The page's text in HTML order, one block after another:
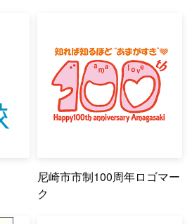
尼崎市市制100周年ロゴマー
ク